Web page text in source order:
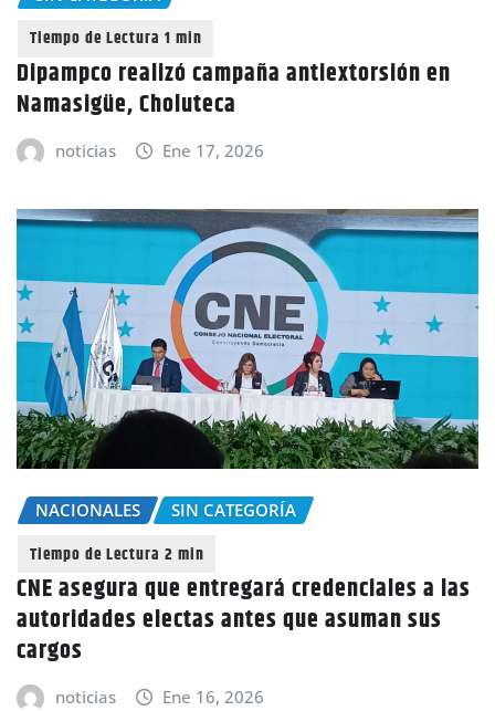
Dipampco realizó campaña antiextorsión en
Namasigüe, Choluteca
noticias Ene 17, 2026
NACIONALES SIN CATEGORÍA
CNE asegura que entregará credenciales a las
autoridades electas antes que asuman sus
cargos
noticias Ene 16, 2026